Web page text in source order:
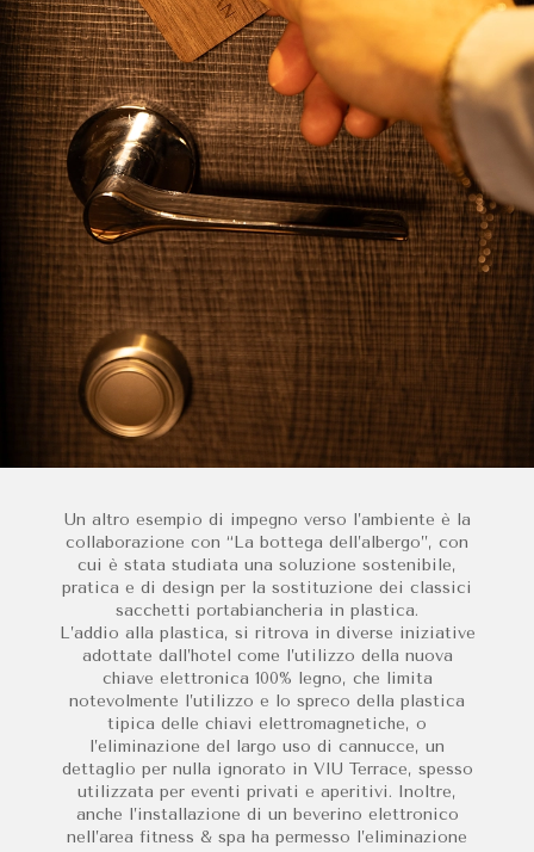
Un altro esempio di impegno verso l’ambiente è la
collaborazione con “La bottega dell’albergo”, con
cui è stata studiata una soluzione sostenibile,
pratica e di design per la sostituzione dei classici
sacchetti portabiancheria in plastica.
L’addio alla plastica, si ritrova in diverse iniziative
adottate dall’hotel come l’utilizzo della nuova
chiave elettronica 100% legno, che limita
notevolmente l’utilizzo e lo spreco della plastica
tipica delle chiavi elettromagnetiche, o
l’eliminazione del largo uso di cannucce, un
dettaglio per nulla ignorato in VIU Terrace, spesso
utilizzata per eventi privati e aperitivi. Inoltre,
anche l’installazione di un beverino elettronico
nell’area fitness & spa ha permesso l’eliminazione